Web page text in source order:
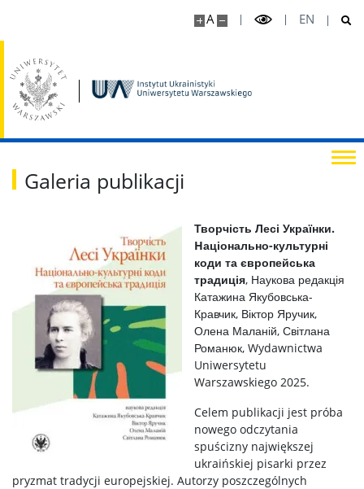
A EN
Galeria publikacji
Творчість Лесі Українки.
Hаціонально-культурні
коди та європейська
традиція, Наукова редакція
Катажина Якубовська-
Кравчик, Віктор Яручик,
Олена Маланій, Світлана
Романюк, Wydawnictwa
Uniwersytetu
Warszawskiego 2025.
Celem publikacji jest próba
nowego odczytania
spuścizny największej
ukraińskiej pisarki przez
pryzmat tradycji europejskiej. Autorzy poszczególnych